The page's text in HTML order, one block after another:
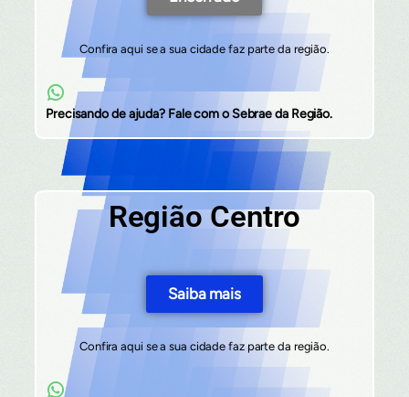
Confira aqui se a sua cidade faz parte da região.
Precisando de ajuda? Fale com o Sebrae da Região.
Região Centro
Saiba mais
Confira aqui se a sua cidade faz parte da região.